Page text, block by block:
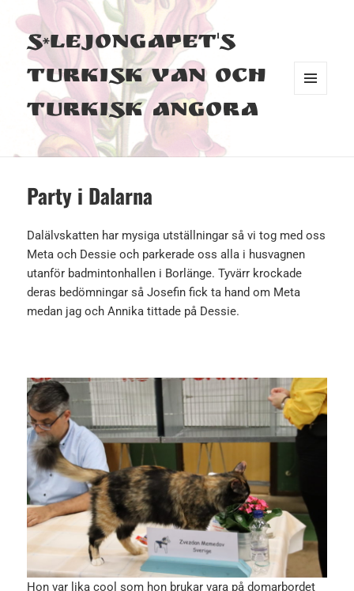
S*Lejongapet's
Turkisk Van och
Turkisk Angora
Party i Dalarna
Dalälvskatten har mysiga utställningar så vi tog med oss
Meta och Dessie och parkerade oss alla i husvagnen
utanför badmintonhallen i Borlänge. Tyvärr krockade
deras bedömningar så Josefin fick ta hand om Meta
medan jag och Annika tittade på Dessie.
Hon var lika cool som hon brukar vara på domarbordet